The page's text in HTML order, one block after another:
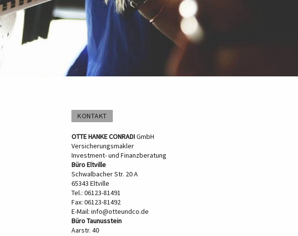
KONTAKT
OTTE HANKE CONRADIGmbH
Versicherungsmakler
Investment- und Finanzberatung
Büro Eltville
Schwalbacher Str. 20 A
65343 Eltville
Tel.: 06123-81491
Fax: 06123-81492
E-Mail: info@otteundco.de
Büro Taunusstein
Aarstr. 40